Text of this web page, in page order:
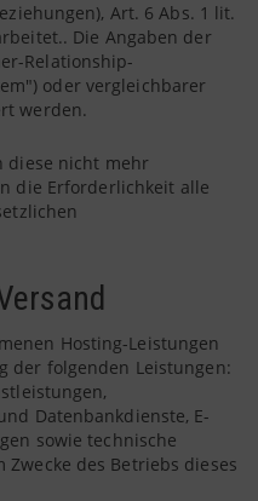
Art. 6 Abs. 1 lit.
Die Angaben der
Relationship-
oder vergleichbarer
werden.
diese nicht mehr
die Erforderlichkeit alle
Hosting-Leistungen
der folgenden Leistungen:
Datenbankdienste, E-
sowie technische
des Betriebs dieses